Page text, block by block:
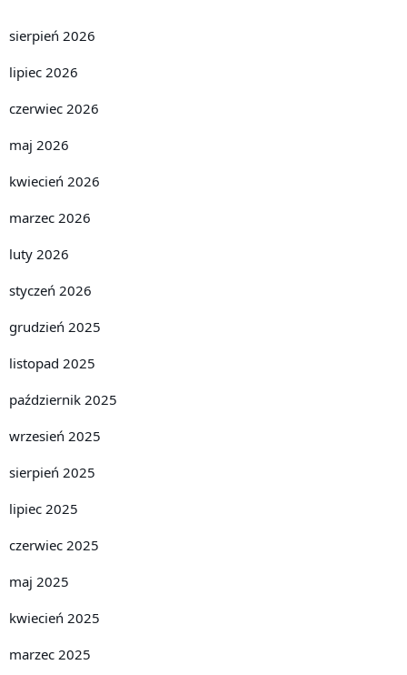
sierpień 2026
lipiec 2026
czerwiec 2026
maj 2026
kwiecień 2026
marzec 2026
luty 2026
styczeń 2026
grudzień 2025
listopad 2025
październik 2025
wrzesień 2025
sierpień 2025
lipiec 2025
czerwiec 2025
maj 2025
kwiecień 2025
marzec 2025